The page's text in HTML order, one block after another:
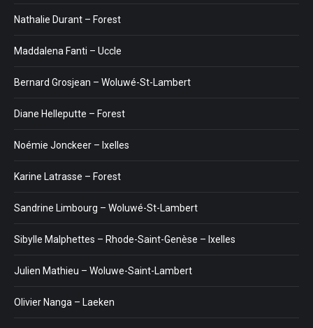
Nathalie Durant – Forest
Maddalena Fanti – Uccle
Bernard Grosjean – Woluwé-St-Lambert
Diane Helleputte – Forest
Noémie Jonckeer – Ixelles
Karine Latrasse – Forest
Sandrine Limbourg – Woluwé-St-Lambert
Sibylle Malphettes – Rhode-Saint-Genèse – Ixelles
Julien Mathieu – Woluwe-Saint-Lambert
Olivier Nanga – Laeken